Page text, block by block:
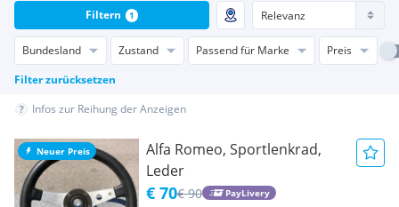
Bundesland Zustand Passend für Marke
Preis
Filter zurücksetzen
Filtern 1
Infos zur Reihung der Anzeigen
Neuer Preis
Alfa Romeo, Sportlenkrad,
Leder
€ 70€ 90 PayLivery